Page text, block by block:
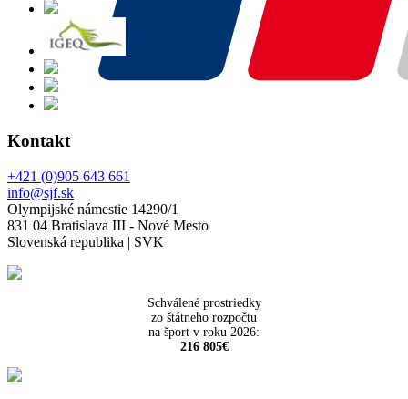
Kontakt
+421 (0)905 643 661
info@sjf.sk
Olympijské námestie 14290/1
831 04 Bratislava III - Nové Mesto
Slovenská republika | SVK
Schválené prostriedky
zo štátneho rozpočtu
na šport v roku 2026:
216 805€